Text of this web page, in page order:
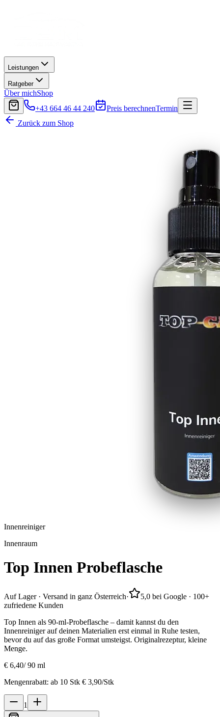
Leistungen
Ratgeber
Über michShop
+43 664 46 44 240
Preis berechnenTermin
Zurück zum Shop
Innenreiniger
Innenraum
Top Innen Probeflasche
Auf Lager · Versand in ganz Österreich·
5,0 bei Google · 100+
zufriedene Kunden
Top Innen als 90-ml-Probeflasche – damit kannst du den
Innenreiniger auf deinen Materialien erst einmal in Ruhe testen,
bevor du auf das große Format umsteigst. Originalrezeptur, kleine
Menge.
€ 6,40/90 ml
Mengenrabatt: ab 10 Stk € 3,90/Stk
1